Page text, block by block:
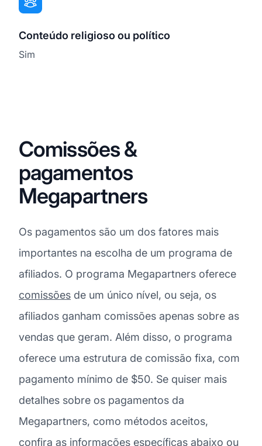
Conteúdo religioso ou político
Sim
Comissões &
pagamentos
Megapartners
Os pagamentos são um dos fatores mais
importantes na escolha de um programa de
afiliados. O programa Megapartners oferece
comissões de um único nível, ou seja, os
afiliados ganham comissões apenas sobre as
vendas que geram. Além disso, o programa
oferece uma estrutura de comissão fixa, com
pagamento mínimo de $50. Se quiser mais
detalhes sobre os pagamentos da
Megapartners, como métodos aceitos,
confira as informações específicas abaixo ou